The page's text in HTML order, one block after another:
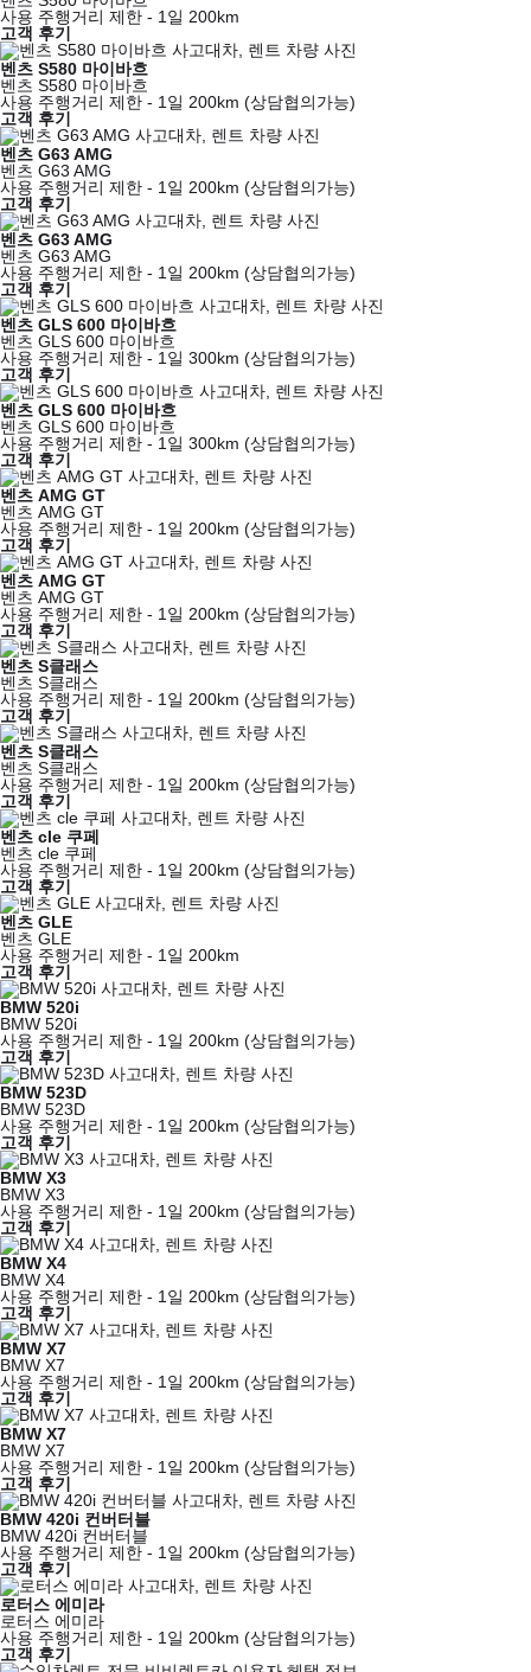
사용 주행거리 제한 - 1일 200km
고객 후기
벤츠 S580 마이바흐
벤츠 S580 마이바흐
사용 주행거리 제한 - 1일 200km (상담협의가능)
고객 후기
벤츠 G63 AMG
벤츠 G63 AMG
사용 주행거리 제한 - 1일 200km (상담협의가능)
고객 후기
벤츠 G63 AMG
벤츠 G63 AMG
사용 주행거리 제한 - 1일 200km (상담협의가능)
고객 후기
벤츠 GLS 600 마이바흐
벤츠 GLS 600 마이바흐
사용 주행거리 제한 - 1일 300km (상담협의가능)
고객 후기
벤츠 GLS 600 마이바흐
벤츠 GLS 600 마이바흐
사용 주행거리 제한 - 1일 300km (상담협의가능)
고객 후기
벤츠 AMG GT
벤츠 AMG GT
사용 주행거리 제한 - 1일 200km (상담협의가능)
고객 후기
벤츠 AMG GT
벤츠 AMG GT
사용 주행거리 제한 - 1일 200km (상담협의가능)
고객 후기
벤츠 S클래스
벤츠 S클래스
사용 주행거리 제한 - 1일 200km (상담협의가능)
고객 후기
벤츠 S클래스
벤츠 S클래스
사용 주행거리 제한 - 1일 200km (상담협의가능)
고객 후기
벤츠 cle 쿠페
벤츠 cle 쿠페
사용 주행거리 제한 - 1일 200km (상담협의가능)
고객 후기
벤츠 GLE
벤츠 GLE
사용 주행거리 제한 - 1일 200km
고객 후기
BMW 520i
BMW 520i
사용 주행거리 제한 - 1일 200km (상담협의가능)
고객 후기
BMW 523D
BMW 523D
사용 주행거리 제한 - 1일 200km (상담협의가능)
고객 후기
BMW X3
BMW X3
사용 주행거리 제한 - 1일 200km (상담협의가능)
고객 후기
BMW X4
BMW X4
사용 주행거리 제한 - 1일 200km (상담협의가능)
고객 후기
BMW X7
BMW X7
사용 주행거리 제한 - 1일 200km (상담협의가능)
고객 후기
BMW X7
BMW X7
사용 주행거리 제한 - 1일 200km (상담협의가능)
고객 후기
BMW 420i 컨버터블
BMW 420i 컨버터블
사용 주행거리 제한 - 1일 200km (상담협의가능)
고객 후기
로터스 에미라
로터스 에미라
사용 주행거리 제한 - 1일 200km (상담협의가능)
고객 후기